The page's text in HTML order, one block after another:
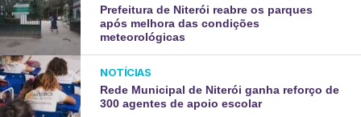
Prefeitura de Niterói reabre os parques
após melhora das condições
meteorológicas
NOTÍCIAS
Rede Municipal de Niterói ganha reforço de
300 agentes de apoio escolar